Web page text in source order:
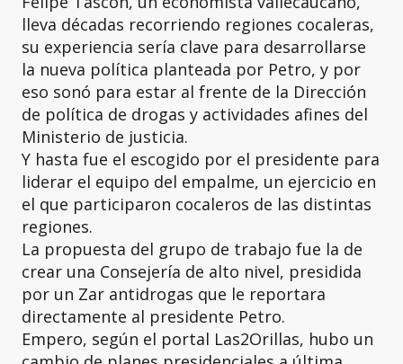
lleva décadas recorriendo regiones cocaleras,
su experiencia sería clave para desarrollarse
la nueva política planteada por Petro, y por
eso sonó para estar al frente de la Dirección
de política de drogas y actividades afines del
Ministerio de justicia.
Y hasta fue el escogido por el presidente para
liderar el equipo del empalme, un ejercicio en
el que participaron cocaleros de las distintas
regiones.
La propuesta del grupo de trabajo fue la de
crear una Consejería de alto nivel, presidida
por un Zar antidrogas que le reportara
directamente al presidente Petro.
Empero, según el portal Las2Orillas, hubo un